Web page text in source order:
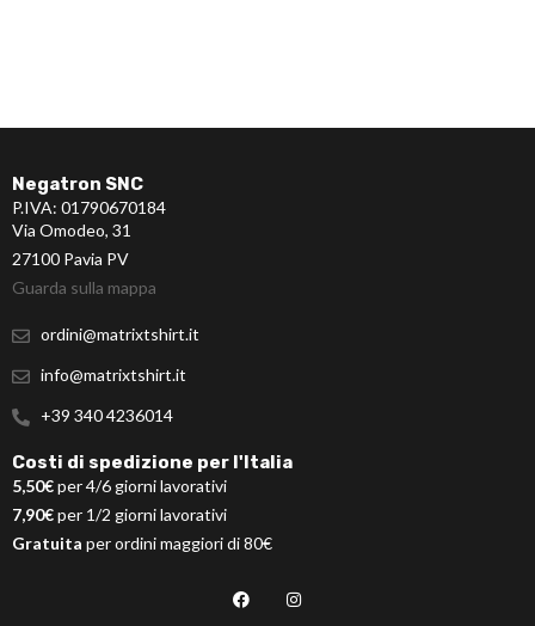
Negatron SNC
P.IVA: 01790670184
Via Omodeo, 31
27100 Pavia PV
Guarda sulla mappa
ordini@matrixtshirt.it
info@matrixtshirt.it
+39 340 4236014
Costi di spedizione per l'Italia
5,50€per 4/6 giorni lavorativi
7,90€per 1/2 giorni lavorativi
Gratuita per ordini maggiori di 80€